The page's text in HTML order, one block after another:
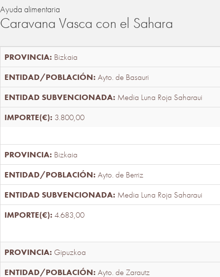
Ayuda alimentaria
Caravana Vasca con el Sahara
Bizkaia
Ayto. de Basauri
Media Luna Roja Saharaui
3.800,00
Bizkaia
Ayto. de Berriz
Media Luna Roja Saharaui
4.683,00
Gipuzkoa
Ayto. de Zarautz